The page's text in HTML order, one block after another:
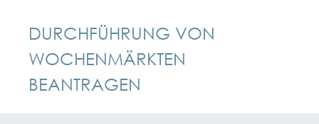
DURCHFÜHRUNG VON
WOCHENMÄRKTEN
BEANTRAGEN